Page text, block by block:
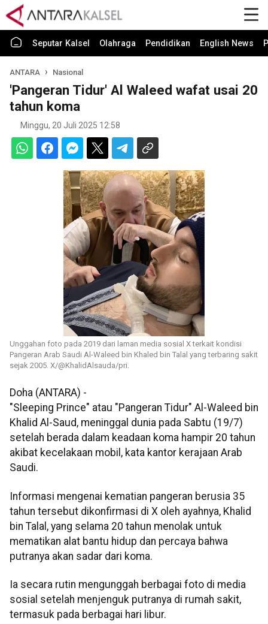
Seputar Kalsel Olahraga Pendidikan English News
ANTARA Nasional
'Pangeran Tidur' Al Waleed wafat usai 20
tahun koma
Minggu, 20 Juli 2025 12:58
Unggahan foto pada 2019 dari laman media sosial X terkait kondisi
Pangeran Arab Saudi Al-Waleed bin Khaled bin Talal yang terbaring sakit
sejak 2005. X/@KhalidAlsauda/pri.
Doha (ANTARA) -
"Sleeping Prince" atau "Pangeran Tidur" Al-Waleed bin
Khalid Al-Saud, meninggal dunia pada Sabtu (19/7)
setelah berada dalam keadaan koma hampir 20 tahun
akibat kecelakaan mobil, kata kantor kerajaan Arab
Saudi.
Informasi mengenai kematian pangeran berusia 35
tahun tersebut dikonfirmasi di X oleh ayahnya, Khalid
bin Talal, yang selama 20 tahun menolak untuk
mematikan alat bantu hidup dan percaya bahwa
putranya akan sadar dari koma.
Ia secara rutin mengunggah berbagai foto di media
sosial setelah menjenguk putranya di rumah sakit,
termasuk pada berbagai hari libur.